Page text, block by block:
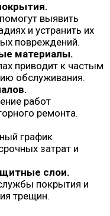
выявить
и устранить их
повреждений.
материалы.
приводит к частым
обслуживания.
работ
ремонта.
график
затрат и
слои.
покрытия и
трещин.